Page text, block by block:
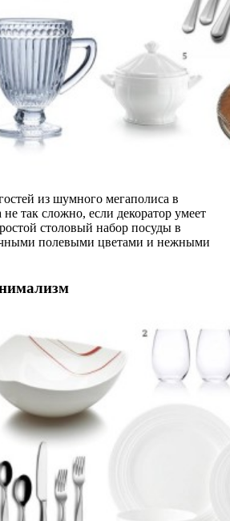
из шумного мегаполиса в
так сложно, если декоратор умеет
столовый набор посуды в
полевыми цветами и нежными